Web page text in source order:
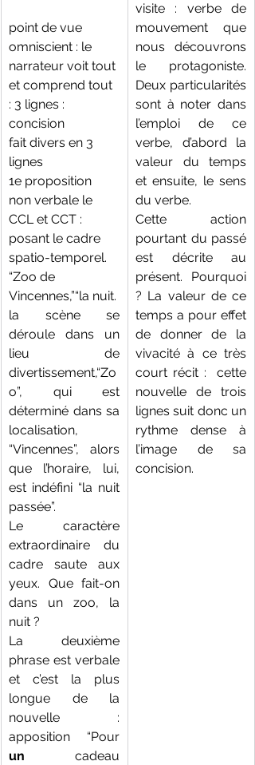
point de vue
omniscient : le
narrateur voit tout
et comprend tout
: 3 lignes :
concision
fait divers en 3
lignes
1e proposition
non verbale le
CCL et CCT :
posant le cadre
spatio-temporel.
“Zoo de
Vincennes,”“la nuit.
la scène se
déroule dans un
lieu de
divertissement,“Zo
o”, qui est
déterminé dans sa
localisation,
“Vincennes”, alors
que l’horaire, lui,
est indéfini “la nuit
passée”.
Le caractère
extraordinaire du
cadre saute aux
yeux. Que fait-on
dans un zoo, la
nuit ?
La deuxième
phrase est verbale
et c’est la plus
longue de la
nouvelle :
un cadeau
visite : verbe de
mouvement que
nous découvrons
le protagoniste.
Deux particularités
sont à noter dans
l’emploi de ce
verbe, d’abord la
valeur du temps
et ensuite, le sens
du verbe.
Cette action
pourtant du passé
est décrite au
présent. Pourquoi
? La valeur de ce
temps a pour effet
de donner de la
vivacité à ce très
court récit :  cette
nouvelle de trois
lignes suit donc un
rythme dense à
l’image de sa
concision.